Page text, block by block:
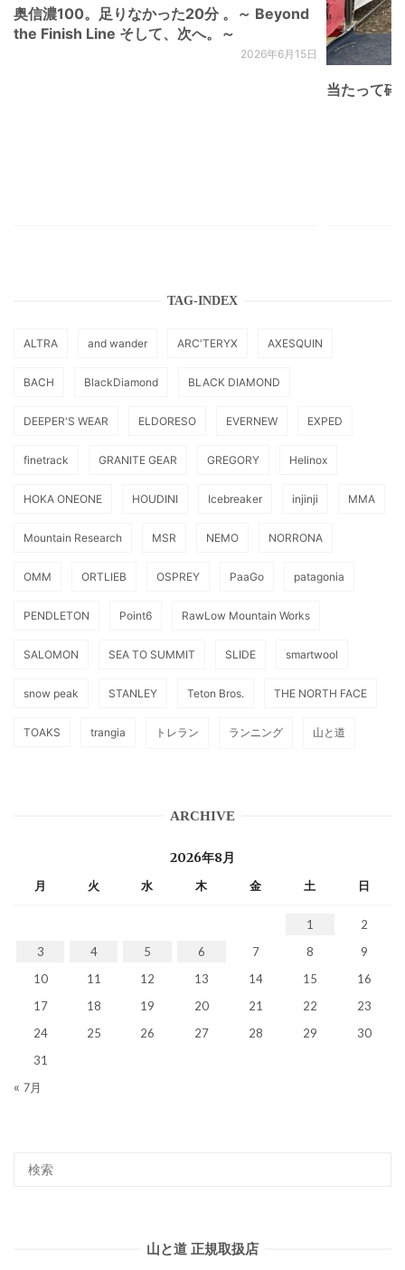
奥信濃100。足りなかった20分 。～ Beyond
the Finish Line そして、次へ。～
2026年6月15日
当たって砕
TAG-INDEX
ALTRA and wander ARC'TERYX AXESQUIN
BACH BlackDiamond BLACK DIAMOND
DEEPER'S WEAR ELDORESO EVERNEW EXPED
finetrack GRANITE GEAR GREGORY Helinox
HOKA ONEONE HOUDINI Icebreaker injinji MMA
Mountain Research MSR NEMO NORRONA
OMM ORTLIEB OSPREY PaaGo patagonia
PENDLETON Point6 RawLow Mountain Works
SALOMON SEA TO SUMMIT SLIDE smartwool
snow peak STANLEY Teton Bros. THE NORTH FACE
TOAKS trangia トレラン ランニング 山と道
ARCHIVE
2026年8月
月 火 水 木 金 土 日
1
2
3
4 5 6 7 8
9
10
11 12 13 14 15
16
17
18 19 20 21 22
23
24
25 26 27 28 29
30
31
« 7月
山と道 正規取扱店